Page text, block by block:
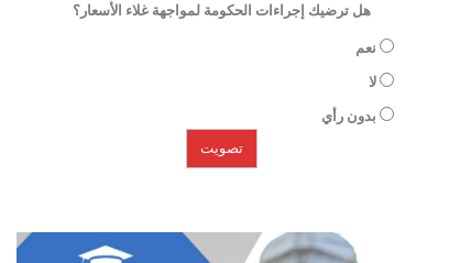
هل ترضيك إجراءات الحكومة لمواجهة غلاء الأسعار؟
نعم
لا
بدون رأي